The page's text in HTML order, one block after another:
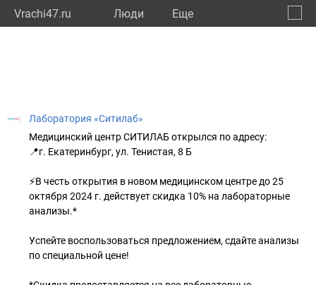
Vrachi47.ru Люди Eще
Лаборатория «Ситилаб»
Медицинский центр СИТИЛАБ открылся по адресу:
📍г. Екатеринбург, ул. Тенистая, 8 Б
⚡В честь открытия в новом медицинском центре до 25
октября 2024 г. действует скидка 10% на лабораторные
анализы.*
Успейте воспользоваться предложением, сдайте анализы
по специальной цене!